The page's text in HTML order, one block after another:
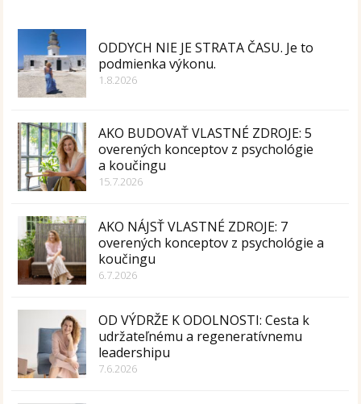
ODDYCH NIE JE STRATA ČASU. Je to
podmienka výkonu.
1.8.2026
AKO BUDOVAŤ VLASTNÉ ZDROJE: 5
overených konceptov z psychológie
a koučingu
15.7.2026
AKO NÁJSŤ VLASTNÉ ZDROJE: 7
overených konceptov z psychológie a
koučingu
6.7.2026
OD VÝDRŽE K ODOLNOSTI: Cesta k
udržateľnému a regeneratívnemu
leadershipu
7.6.2026